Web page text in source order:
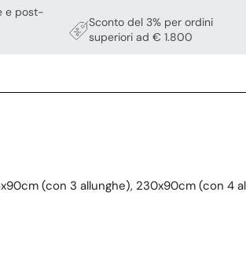
e post-
Sconto del 3% per ordini
superiori ad € 1.800
(con 3 allunghe), 230x90cm (con 4